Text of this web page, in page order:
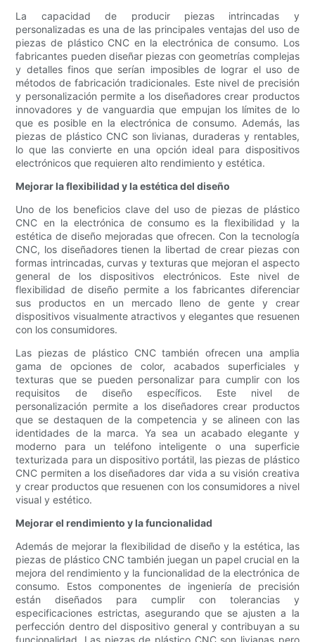
La capacidad de producir piezas intrincadas y
personalizadas es una de las principales ventajas del uso de
piezas de plástico CNC en la electrónica de consumo. Los
fabricantes pueden diseñar piezas con geometrías complejas
y detalles finos que serían imposibles de lograr el uso de
métodos de fabricación tradicionales. Este nivel de precisión
y personalización permite a los diseñadores crear productos
innovadores y de vanguardia que empujan los límites de lo
que es posible en la electrónica de consumo. Además, las
piezas de plástico CNC son livianas, duraderas y rentables,
lo que las convierte en una opción ideal para dispositivos
electrónicos que requieren alto rendimiento y estética.
Mejorar la flexibilidad y la estética del diseño
Uno de los beneficios clave del uso de piezas de plástico
CNC en la electrónica de consumo es la flexibilidad y la
estética de diseño mejoradas que ofrecen. Con la tecnología
CNC, los diseñadores tienen la libertad de crear piezas con
formas intrincadas, curvas y texturas que mejoran el aspecto
general de los dispositivos electrónicos. Este nivel de
flexibilidad de diseño permite a los fabricantes diferenciar
sus productos en un mercado lleno de gente y crear
dispositivos visualmente atractivos y elegantes que resuenen
con los consumidores.
Las piezas de plástico CNC también ofrecen una amplia
gama de opciones de color, acabados superficiales y
texturas que se pueden personalizar para cumplir con los
requisitos de diseño específicos. Este nivel de
personalización permite a los diseñadores crear productos
que se destaquen de la competencia y se alineen con las
identidades de la marca. Ya sea un acabado elegante y
moderno para un teléfono inteligente o una superficie
texturizada para un dispositivo portátil, las piezas de plástico
CNC permiten a los diseñadores dar vida a su visión creativa
y crear productos que resuenen con los consumidores a nivel
visual y estético.
Mejorar el rendimiento y la funcionalidad
Además de mejorar la flexibilidad de diseño y la estética, las
piezas de plástico CNC también juegan un papel crucial en la
mejora del rendimiento y la funcionalidad de la electrónica de
consumo. Estos componentes de ingeniería de precisión
están diseñados para cumplir con tolerancias y
especificaciones estrictas, asegurando que se ajusten a la
perfección dentro del dispositivo general y contribuyan a su